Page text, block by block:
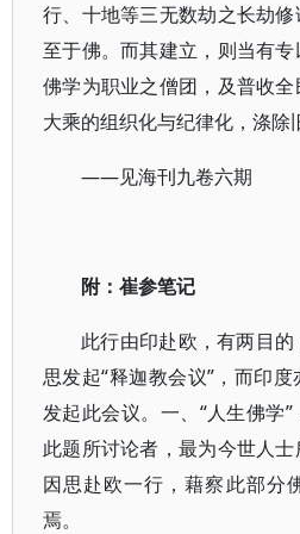
行、十地等三无数劫之长劫
至于佛。而其建立，则当有
佛学为职业之僧团，及普收
大乘的组织化与纪律化，涤除
——见海刊九卷六期
附：崔参笔记
此行由印赴欧，有两目
思发起“释迦教会议”，而印
发起此会议。一、“人生佛学
此题所讨论者，最为今世人士
因思赴欧一行，藉察此部分
焉。